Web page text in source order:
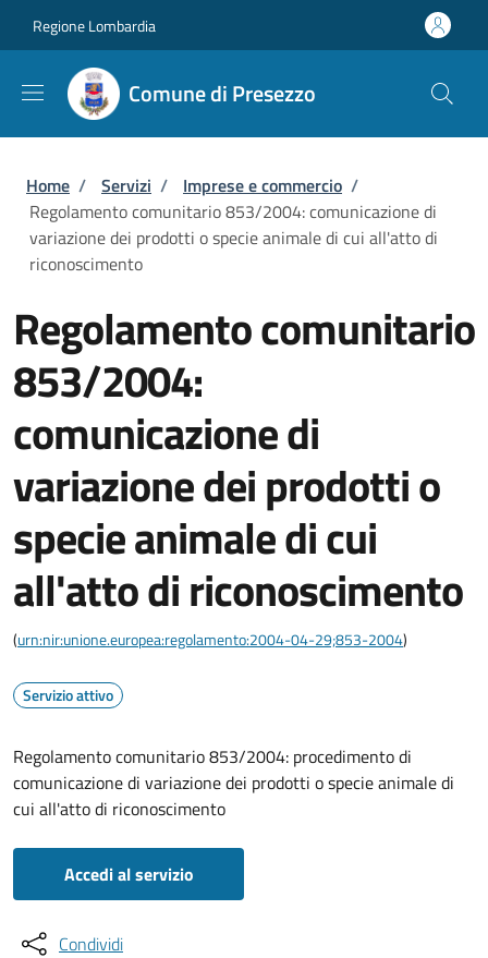
Regione Lombardia
Comune di Presezzo
Briciole di pane
Home / Servizi / Imprese e commercio /
Regolamento comunitario 853/2004: comunicazione di
variazione dei prodotti o specie animale di cui all'atto di
riconoscimento
Regolamento comunitario
853/2004:
comunicazione di
variazione dei prodotti o
specie animale di cui
all'atto di riconoscimento
(urn:nir:unione.europea:regolamento:2004-04-29;853-2004)
Servizio attivo
Regolamento comunitario 853/2004: procedimento di
comunicazione di variazione dei prodotti o specie animale di
cui all'atto di riconoscimento
Accedi al servizio
Condividi